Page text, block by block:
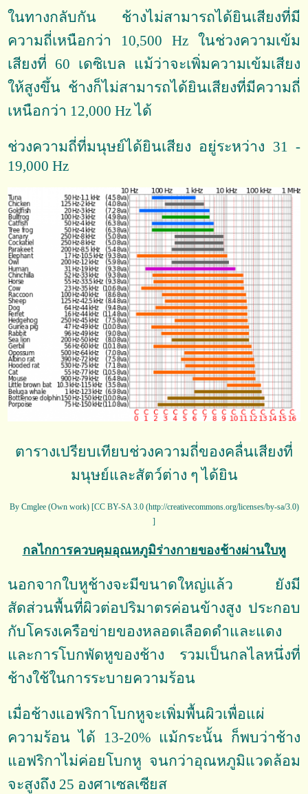
ในทางกลับกัน ช้างไม่สามารถได้ยินเสียงที่มี
ความถี่เหนือกว่า 10,500 Hz ในช่วงความเข้ม
เสียงที่ 60 เดซิเบล แม้ว่าจะเพิ่มความเข้มเสียง
ให้สูงขึ้น ช้างก็ไม่สามารถได้ยินเสียงที่มีความถี่
เหนือกว่า 12,000 Hz ได้
ช่วงความถี่ที่มนุษย์ได้ยินเสียง อยู่ระหว่าง 31 -
19,000 Hz
ตารางเปรียบเทียบช่วงความถี่ของคลื่นเสียงที่
มนุษย์และสัตว์ต่าง ๆ ได้ยิน
By Cmglee (Own work) [CC BY-SA 3.0 (http://creativecommons.org/licenses/by-sa/3.0)
]
กลไกการควบคุมอุณหภูมิร่างกายของช้างผ่านใบหู
นอกจากใบหูช้างจะมีขนาดใหญ่แล้ว ยังมี
สัดส่วนพื้นที่ผิวต่อปริมาตรค่อนข้างสูง ประกอบ
กับโครงเครือข่ายของหลอดเลือดดำและแดง
และการโบกพัดหูของช้าง รวมเป็นกลไลหนึ่งที่
ช้างใช้ในการระบายความร้อน
เมื่อช้างแอฟริกาโบกหูจะเพิ่มพื้นผิวเพื่อแผ่
ความร้อน ได้ 13-20% แม้กระนั้น ก็พบว่าช้าง
แอฟริกาไม่ค่อยโบกหู จนกว่าอุณหภูมิแวดล้อม
จะสูงถึง 25 องศาเซลเซียส